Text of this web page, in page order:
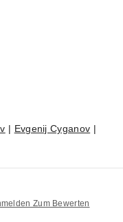
| Evgenij Cyganov |
Zum Bewerten